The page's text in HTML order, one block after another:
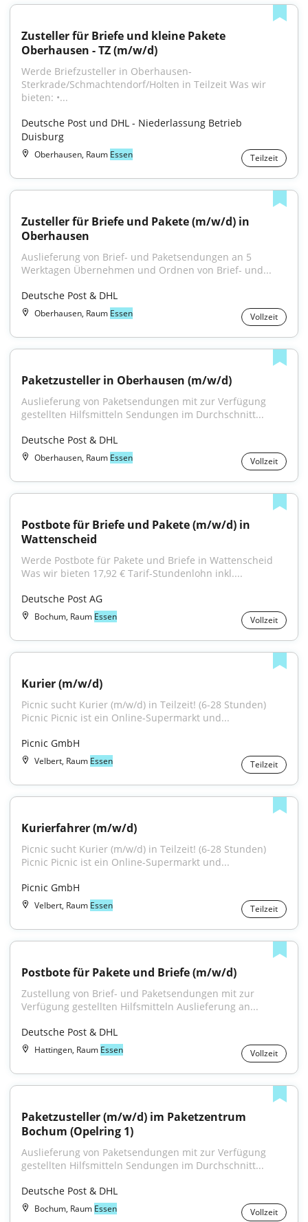
Zusteller für Briefe und kleine Pakete
Oberhausen - TZ (m/w/d)
Werde Briefzusteller in Oberhausen-
Sterkrade/Schmachtendorf/Holten in Teilzeit Was wir
bieten: •...
Deutsche Post und DHL - Niederlassung Betrieb
Duisburg
Oberhausen, Raum Essen Teilzeit
Zusteller für Briefe und Pakete (m/w/d) in
Oberhausen
Auslieferung von Brief- und Paketsendungen an 5
Werktagen Übernehmen und Ordnen von Brief- und...
Deutsche Post & DHL
Oberhausen, Raum Essen Vollzeit
Paketzusteller in Oberhausen (m/w/d)
Auslieferung von Paketsendungen mit zur Verfügung
gestellten Hilfsmitteln Sendungen im Durchschnitt...
Deutsche Post & DHL
Oberhausen, Raum Essen Vollzeit
Postbote für Briefe und Pakete (m/w/d) in
Wattenscheid
Werde Postbote für Pakete und Briefe in Wattenscheid
Was wir bieten 17,92 € Tarif-Stundenlohn inkl....
Deutsche Post AG
Bochum, Raum Essen Vollzeit
Kurier (m/w/d)
Picnic sucht Kurier (m/w/d) in Teilzeit! (6-28 Stunden)
Picnic Picnic ist ein Online-Supermarkt und...
Picnic GmbH
Velbert, Raum Essen Teilzeit
Kurierfahrer (m/w/d)
Picnic sucht Kurier (m/w/d) in Teilzeit! (6-28 Stunden)
Picnic Picnic ist ein Online-Supermarkt und...
Picnic GmbH
Velbert, Raum Essen Teilzeit
Postbote für Pakete und Briefe (m/w/d)
Zustellung von Brief- und Paketsendungen mit zur
Verfügung gestellten Hilfsmitteln Auslieferung an...
Deutsche Post & DHL
Hattingen, Raum Essen Vollzeit
Paketzusteller (m/w/d) im Paketzentrum
Bochum (Opelring 1)
Auslieferung von Paketsendungen mit zur Verfügung
gestellten Hilfsmitteln Sendungen im Durchschnitt...
Deutsche Post & DHL
Bochum, Raum Essen Vollzeit